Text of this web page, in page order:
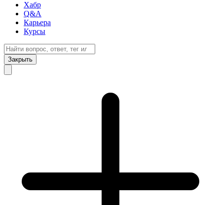
Хабр
Q&A
Карьера
Курсы
Закрыть